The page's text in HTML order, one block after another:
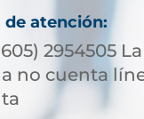
de atención:
2954505 La
no cuenta